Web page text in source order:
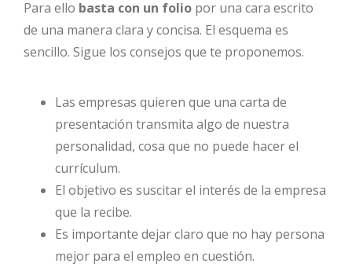
Para ello basta con un foliopor una cara escrito
de una manera clara y concisa. El esquema es
sencillo. Sigue los consejos que te proponemos.
Las empresas quieren que una carta de
presentación transmita algo de nuestra
personalidad, cosa que no puede hacer el
currículum.
El objetivo es suscitar el interés de la empresa
que la recibe.
Es importante dejar claro que no hay persona
mejor para el empleo en cuestión.